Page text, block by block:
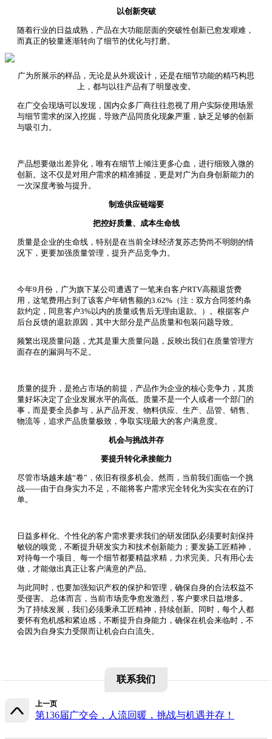
以创新突破
随着行业的日益成熟，产品在大功能层面的突破性创新已愈发艰难，
而真正的较量逐渐转向了细节的优化与打磨。
广为所展示的样品，无论是从外观设计，还是在细节功能的精巧构思
上，都与以往产品有了明显改变。
在广交会现场可以发现，国内众多厂商往往忽视了用户实际使用场景
与细节需求的深入挖掘，导致产品同质化现象严重，缺乏足够的创新
与吸引力。
产品想要做出差异化，唯有在细节上倾注更多心血，进行细致入微的
创新。这不仅是对用户需求的精准捕捉，更是对广为自身创新能力的
一次深度考验与提升。
制造供应链端要
把控好质量、成本生命线
质量是企业的生命线，特别是在当前全球经济复苏态势尚不明朗的情
况下，更要加强质量管理，提升产品竞争力。
今年9月份，广为旗下某公司遭遇了一笔来自客户RTV高额退货费
用，这笔费用占到了该客户年销售额的3.62%（注：双方合同签约条
款约定，同意客户3%以内的质量或售后无理由退款。
）。 根据客户
后台反馈的退款原因，其中大部分是产品质量和包装问题导致。
频繁出现质量问题，尤其是重大质量问题，反映出我们在质量管理方
面存在的漏洞与不足。
质量的提升，是抢占市场的前提，产品作为企业的核心竞争力，其质
量好坏决定了企业发展水平的高低。 质量不是一个人或者一个部门的
事，而是要全员参与，从产品开发、物料供应、生产、品管、销售、
物流等，追求产品质量极致，争取实现最大的客户满意度。
机会与挑战并存
要提升转化承接能力
尽管市场越来越“卷”，依旧有很多机会。然而，当前我们面临一个挑
战——由于自身实力不足，不能将客户需求完全转化为实实在在的订
单。
日益多样化、个性化的客户需求要求我们的研发团队必须要时刻保持
敏锐的嗅觉，不断提升研发实力和技术创新能力；要发扬工匠精神，
对待每一个项目、每一个细节都要精益求精，力求完美。只有用心去
做，才能做出真正让客户满意的产品。
与此同时，也要加强知识产权的保护和管理，确保自身的合法权益不
受侵害。 总体而言，当前市场竞争愈发激烈，客户要求日益增多。
为了持续发展，我们必须秉承工匠精神，持续创新。同时，每个人都
要怀有危机感和紧迫感，不断提升自身能力，确保在机会来临时，不
会因为自身实力受限而让机会白白流失。
联系我们
上一页
第136届广交会，人流回暖，挑战与机遇并存！